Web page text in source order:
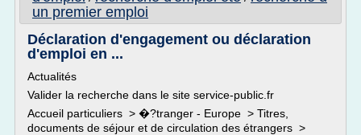
un premier emploi
Déclaration d'engagement ou déclaration
d'emploi en ...
Actualités
Valider la recherche dans le site service-public.fr
Accueil particuliers > �?tranger - Europe > Titres,
documents de séjour et de circulation des étrangers >